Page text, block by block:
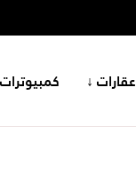
عقارات ↓ كمبيوترات